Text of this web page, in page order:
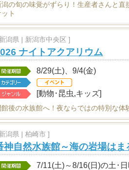
潟の旬の味覚がずらり！生産者さんと
ト
潟県 | 新潟市中央区 ]
ナイトアクアリウム
8/29(土)、9/4(金)
[動物･昆虫,キッズ]
館後の水族館へ！夜ならではの特別な体
潟県 | 柏崎市 ]
神自然水族館～海の岩場はま
7/11(土)～8/16(日)の土･